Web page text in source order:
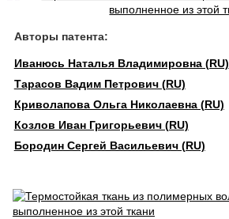
Авторы патента:
Иванюсь Наталья Владимировна (RU)
Тарасов Вадим Петрович (RU)
Криволапова Ольга Николаевна (RU)
Козлов Иван Григорьевич (RU)
Бородин Сергей Васильевич (RU)